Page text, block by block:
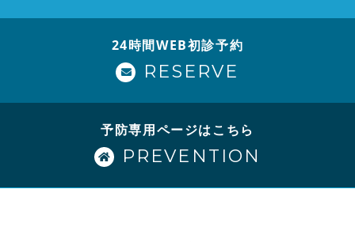
24時間WEB初診予約
RESERVE
予防専用ページはこちら
PREVENTION